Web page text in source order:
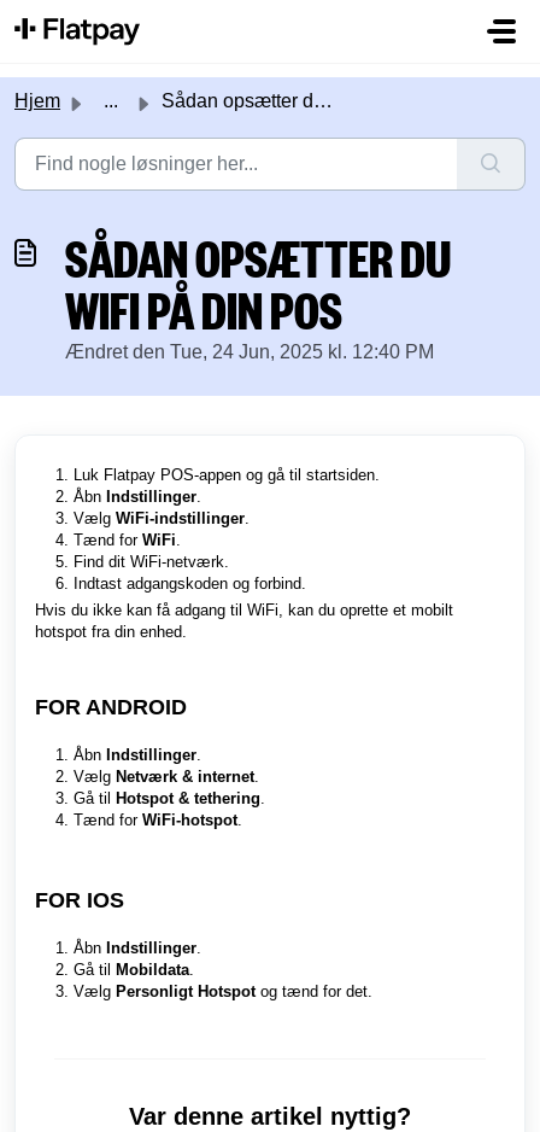
Hjem ... Sådan opsætter du WiFi på din POS
SÅDAN OPSÆTTER DU
WIFI PÅ DIN POS
Ændret den Tue, 24 Jun, 2025 kl. 12:40 PM
Luk Flatpay POS-appen og gå til startsiden.
Åbn Indstillinger.
Vælg WiFi-indstillinger.
Tænd for WiFi.
Find dit WiFi-netværk.
Indtast adgangskoden og forbind.
Hvis du ikke kan få adgang til WiFi, kan du oprette et mobilt
hotspot fra din enhed.
FOR ANDROID
Åbn Indstillinger.
Vælg Netværk & internet.
Gå til
Hotspot & tethering.
Tænd for WiFi-hotspot.
FOR IOS
Åbn Indstillinger.
Gå til
Mobildata.
Vælg Personligt Hotspotog tænd for det.
Var denne artikel nyttig?